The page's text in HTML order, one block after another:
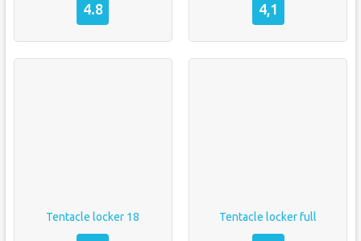
4.8 4,1
Tentacle locker 18 Tentacle locker full